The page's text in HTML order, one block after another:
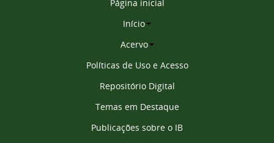
Página inicial
Início
Acervo
Políticas de Uso e Acesso
Repositório Digital
Temas em Destaque
Publicações sobre o IB